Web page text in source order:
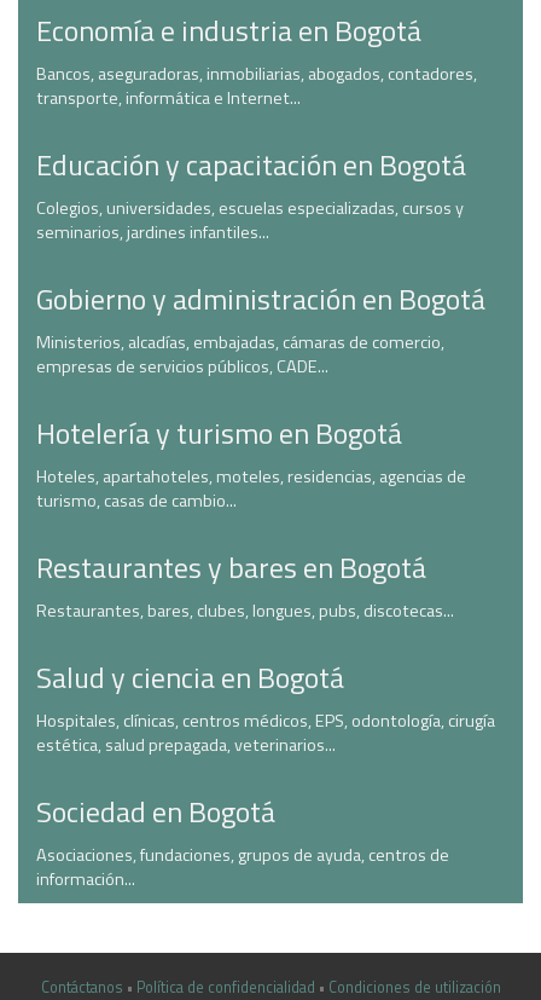
Economía e industria en Bogotá
Bancos, aseguradoras, inmobiliarias, abogados, contadores,
transporte, informática e Internet...
Educación y capacitación en Bogotá
Colegios, universidades, escuelas especializadas, cursos y
seminarios, jardines infantiles...
Gobierno y administración en Bogotá
Ministerios, alcadías, embajadas, cámaras de comercio,
empresas de servicios públicos, CADE...
Hotelería y turismo en Bogotá
Hoteles, apartahoteles, moteles, residencias, agencias de
turismo, casas de cambio...
Restaurantes y bares en Bogotá
Restaurantes, bares, clubes, longues, pubs, discotecas...
Salud y ciencia en Bogotá
Hospitales, clínicas, centros médicos, EPS, odontología, cirugía
estética, salud prepagada, veterinarios...
Sociedad en Bogotá
Asociaciones, fundaciones, grupos de ayuda, centros de
información...
Contáctanos • Política de confidencialidad • Condiciones de utilización